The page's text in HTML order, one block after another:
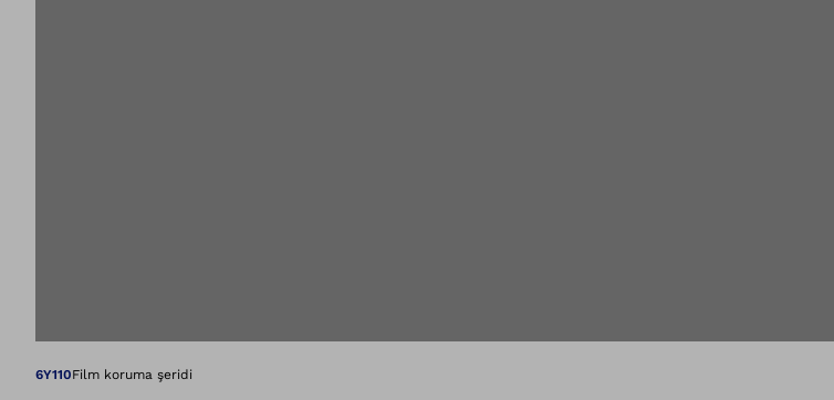
Resmi galeri görünümünde açar
6Y110Film koruma şeridi